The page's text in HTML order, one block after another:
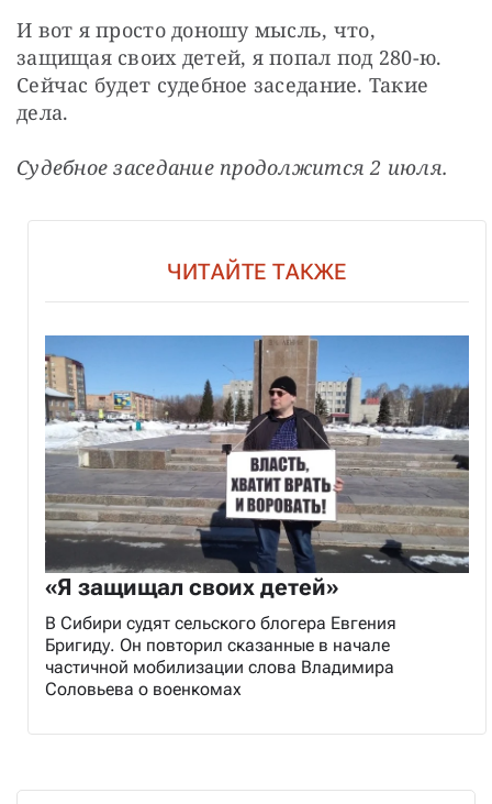
И вот я просто доношу мысль, что,
защищая своих детей, я попал под 280-ю.
Сейчас будет судебное заседание. Такие
дела.
Судебное заседание продолжится 2 июля.
ЧИТАЙТЕ ТАКЖЕ
«Я защищал своих детей»
В Сибири судят сельского блогера Евгения
Бригиду. Он повторил сказанные в начале
частичной мобилизации слова Владимира
Соловьева о военкомах